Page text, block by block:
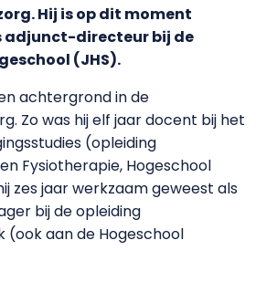
Hij is op dit moment
adjunct-directeur bij de
(JHS).
achtergrond in de
Zo was hij elf jaar docent bij het
(opleiding
Fysiotherapie, Hogeschool
zes jaar werkzaam geweest als
bij de opleiding
(ook aan de Hogeschool